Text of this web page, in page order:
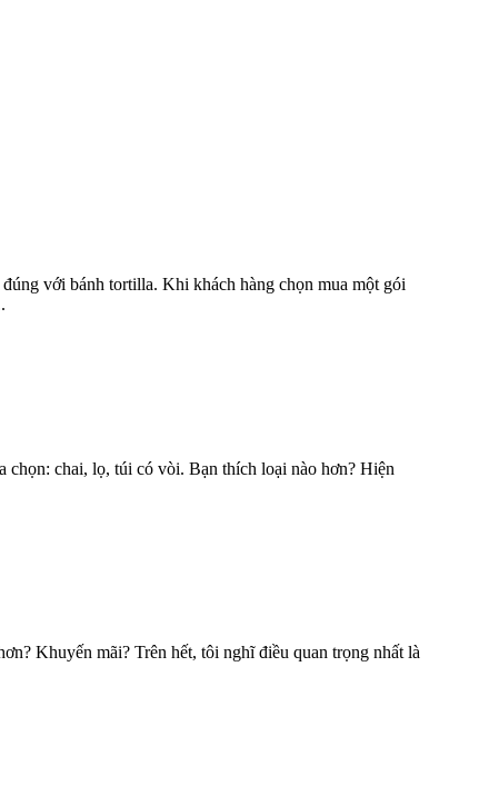
với bánh tortilla. Khi khách hàng chọn mua một gói
chọn: chai, lọ, túi có vòi. Bạn thích loại nào hơn? Hiện
Khuyến mãi? Trên hết, tôi nghĩ điều quan trọng nhất là